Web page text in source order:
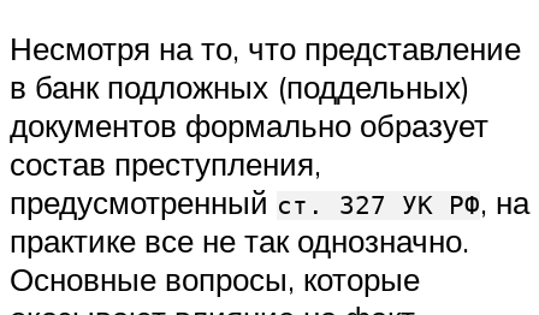
Несмотря на то, что представление
в банк подложных (поддельных)
документов формально образует
состав преступления,
предусмотренный ст. 327 УК РФ, на
практике все не так однозначно.
Основные вопросы, которые